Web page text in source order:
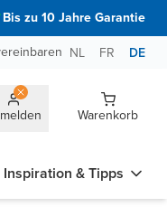
Bis zu 10 Jahre Garantie
NL FR DE
Warenkorb
Inspiration & Tipps